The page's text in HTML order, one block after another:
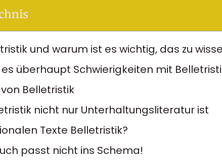
und warum ist es wichtig, das zu
überhaupt Schwierigkeiten mit
Belletristik
nicht nur Unterhaltungsliteratur ist
Texte Belletristik?
passt nicht ins Schema!